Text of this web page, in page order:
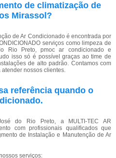
de climatização de
Mirassol?
de Ar Condicionado é encontrada por
serviços como limpeza de
Rio Preto, pmoc ar condicionado e
isso só é possível graças ao time de
de alto padrão. Contamos com
nossos clientes.
referência quando o
.
do Rio Preto, a MULTI-TEC AR
com profissionais qualificados que
de Instalação e Manutenção de Ar
serviços: